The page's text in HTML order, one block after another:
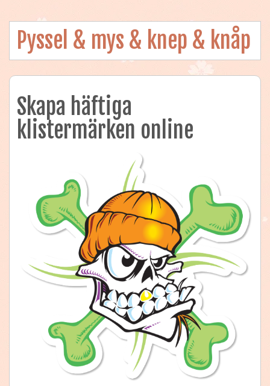
Pyssel & mys & knep & knåp
Skapa häftiga
klistermärken online